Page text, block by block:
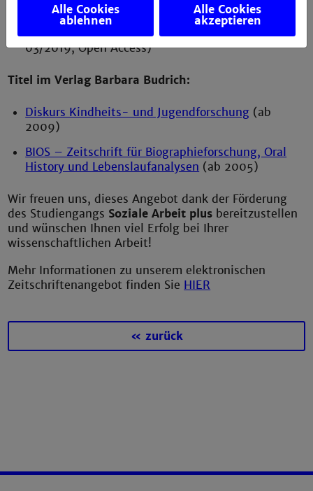
Zeitschrift für Sozialpädagogik ZfSp(ab 2008)
Österreichisches Jahrbuch für Soziale Arbeit(ab
03/2019, Open Access)
Titel im Verlag Barbara Budrich:
Diskurs Kindheits- und Jugendforschung (ab
2009)
BIOS – Zeitschrift für Biographieforschung, Oral
History und Lebenslaufanalysen (ab 2005)
Wir freuen uns, dieses Angebot dank der Förderung
des Studiengangs Soziale Arbeit plus bereitzustellen
und wünschen Ihnen viel Erfolg bei Ihrer
wissenschaftlichen Arbeit!
Mehr Informationen zu unserem elektronischen
Zeitschriftenangebot finden Sie HIER
« zurück
Alle Cookies
ablehnen
Alle Cookies
akzeptieren